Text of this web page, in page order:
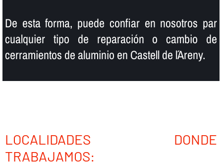
De esta forma, puede confiar en nosotros par
cualquier tipo de reparación o cambio de
cerramientos de aluminio en Castell de l´Areny.
LOCALIDADES DONDE
TRABAJAMOS: